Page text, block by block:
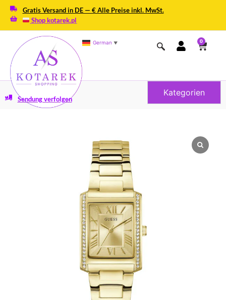
Gratis Versand in DE — € Alle Preise inkl. MwSt.
Shop kotarek.pl
German ▼ 0
Kategorien
Sendung verfolgen